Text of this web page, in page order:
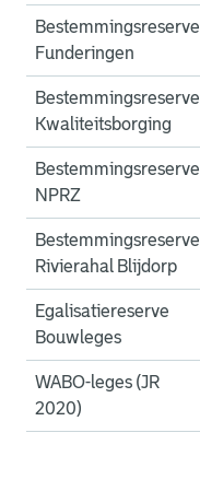
Bestemmingsreserve
Funderingen
Bestemmingsreserve
Kwaliteitsborging
Bestemmingsreserve
NPRZ
Bestemmingsreserve
Rivierahal Blijdorp
Egalisatiereserve
Bouwleges
WABO-leges (JR
2020)